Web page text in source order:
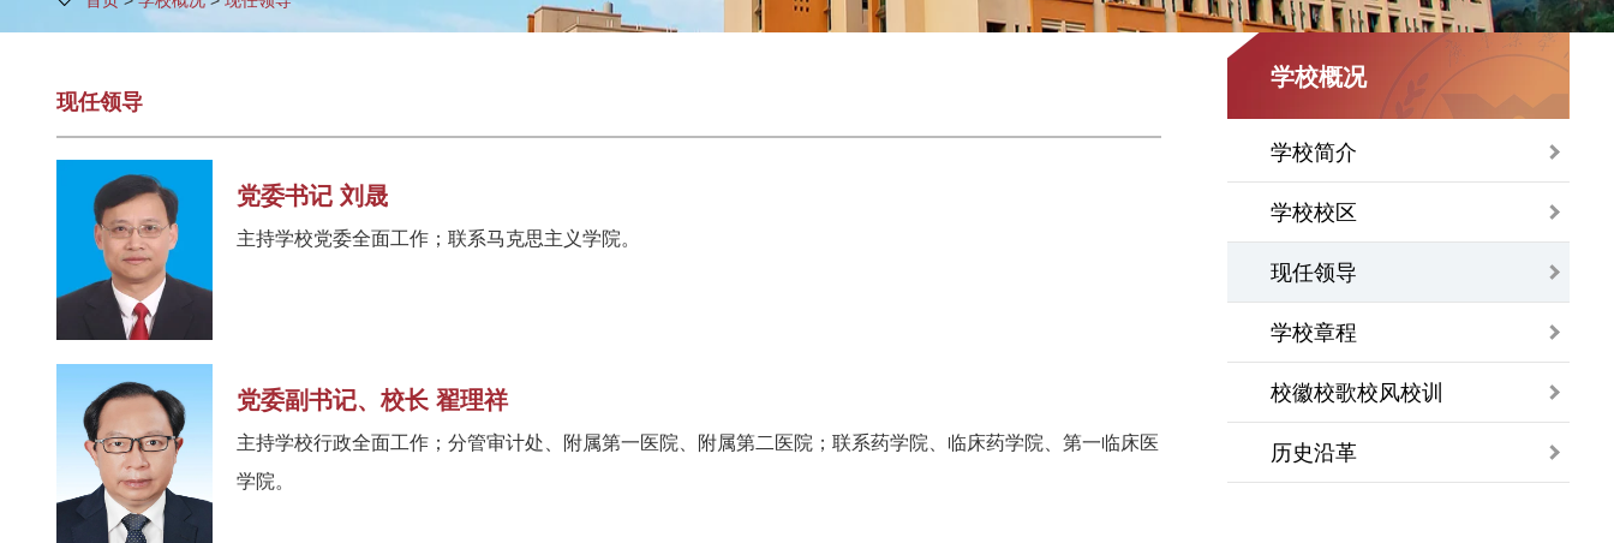
学校概况
学校简介
学校校区
现任领导
学校章程
校徽校歌校风校训
历史沿革
现任领导
党委书记 刘晟
主持学校党委全面工作；联系马克思主义学院。
党委副书记、校长 翟理祥
主持学校行政全面工作；分管审计处、附属第一医院、附属第二医院；联系药学院、临床药学院、第一临床医
学院。